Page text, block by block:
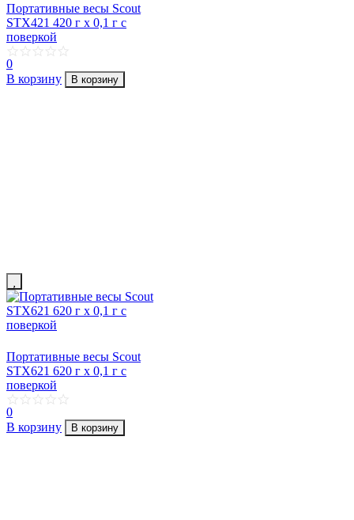
Портативные весы Scout
STX421 420 г х 0,1 г с
поверкой
0
В корзину
В корзину
Портативные весы Scout
STX621 620 г х 0,1 г с
поверкой
0
В корзину
В корзину